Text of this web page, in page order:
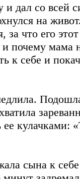
и дал со всей
на
что его
почему мама
к себе и
ее кулачками:
сына к себе